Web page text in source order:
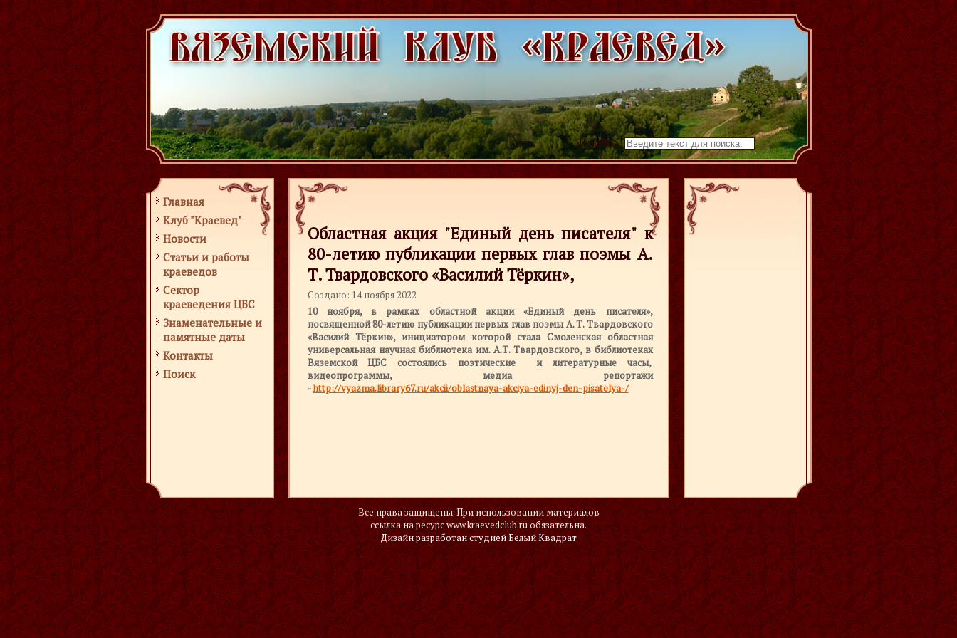
Искать...
Главная
Клуб "Краевед"
Новости
Статьи и работы
краеведов
Сектор
краеведения ЦБС
Знаменательные и
памятные даты
Контакты
Поиск
Областная акция "Единый день писателя" к
80-летию публикации первых глав поэмы А.
Т. Твардовского «Василий Тёркин»,
Создано: 14 ноября 2022
10 ноября, в рамках областной акции «Единый день писателя»,
посвященной 80-летию публикации первых глав поэмы А. Т. Твардовского
«Василий Тёркин», инициатором которой стала Смоленская областная
универсальная научная библиотека им. А.Т. Твардовского, в библиотеках
Вяземской ЦБС состоялись поэтические и литературные часы,
видеопрограммы, медиа репортажи
-http://vyazma.library67.ru/akcii/oblastnaya-akciya-edinyj-den-pisatelya-/
Все права защищены. При использовании материалов
ссылка на ресурс www.kraevedclub.ru обязательна.
Дизайн разработан студиейБелый Квадрат